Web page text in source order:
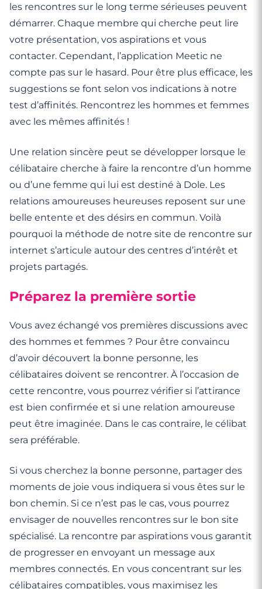
les rencontres sur le long terme sérieuses peuvent
démarrer. Chaque membre qui cherche peut lire
votre présentation, vos aspirations et vous
contacter. Cependant, l’application Meetic ne
compte pas sur le hasard. Pour être plus efficace, les
suggestions se font selon vos indications à notre
test d’affinités. Rencontrez les hommes et femmes
avec les mêmes affinités !
Une relation sincère peut se développer lorsque le
célibataire cherche à faire la rencontre d’un homme
ou d’une femme qui lui est destiné à Dole. Les
relations amoureuses heureuses reposent sur une
belle entente et des désirs en commun. Voilà
pourquoi la méthode de notre site de rencontre sur
internet s’articule autour des centres d’intérêt et
projets partagés.
Préparez la première sortie
Vous avez échangé vos premières discussions avec
des hommes et femmes ? Pour être convaincu
d’avoir découvert la bonne personne, les
célibataires doivent se rencontrer. À l’occasion de
cette rencontre, vous pourrez vérifier si l’attirance
est bien confirmée et si une relation amoureuse
peut être imaginée. Dans le cas contraire, le célibat
sera préférable.
Si vous cherchez la bonne personne, partager des
moments de joie vous indiquera si vous êtes sur le
bon chemin. Si ce n’est pas le cas, vous pourrez
envisager de nouvelles rencontres sur le bon site
spécialisé. La rencontre par aspirations vous garantit
de progresser en envoyant un message aux
membres connectés. En vous concentrant sur les
célibataires compatibles, vous maximisez les